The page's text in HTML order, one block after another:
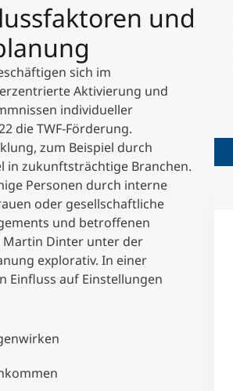
Seminare
Weiterbildung
Programme
Studienberatung
Executive Education Finder
und
sich im
Aktivierung und
individueller
die TWF-Förderung.
zum Beispiel durch
in zukunftsträchtige Branchen.
Personen durch interne
oder gesellschaftliche
und betroffenen
Martin Dinter unter der
explorativ. In einer
Einfluss auf Einstellungen